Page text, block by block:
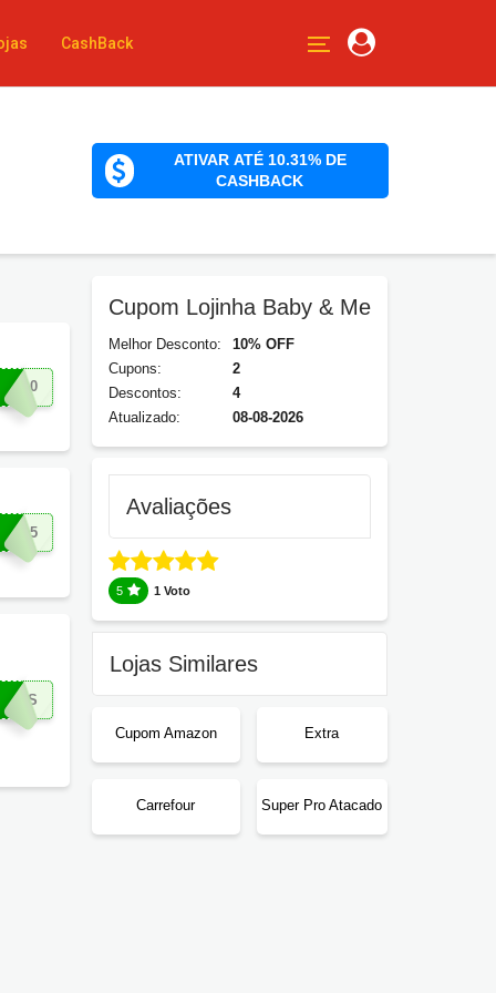
CashBack
ATIVAR ATÉ 10.31% DE
CASHBACK
Cupom Lojinha Baby & Me
Melhor Desconto:
10% OFF
Cupons:
2
Descontos:
4
Atualizado:
08-08-2026
Avaliações
5 1 Voto
Lojas Similares
Cupom Amazon Extra
Carrefour Super Pro Atacado